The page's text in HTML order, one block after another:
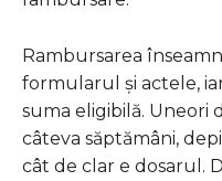
Rambursarea
formularul și actele,
suma eligibilă. Uneori
câteva săptămâni,
cât de clar e dosarul.